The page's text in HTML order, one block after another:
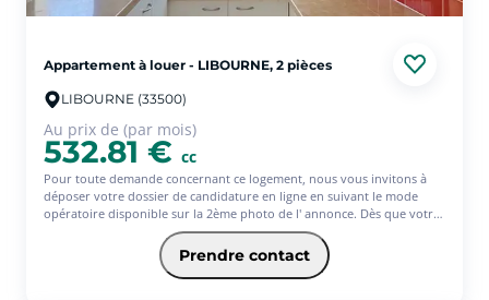
Appartement à louer - LIBOURNE, 2 pièces
LIBOURNE (33500)
Au prix de (par mois)
532.81 € cc
Pour toute demande concernant ce logement, nous vous invitons à
déposer votre dossier de candidature en ligne en suivant le mode
opératoire disponible sur la 2ème photo de l' annonce. Dès que votre
dossier est complet, notre équipe vous contacte pour poursuivre l'
étude de votre candidature. Maison T2 dans un quartier calme situé
Chemin de Carré, à Libourne; Le logement est composé au RDC d'une
cuisine et d'une pièce de vie, une salle d'eau avec wc. A l'étage une
Prendre contact